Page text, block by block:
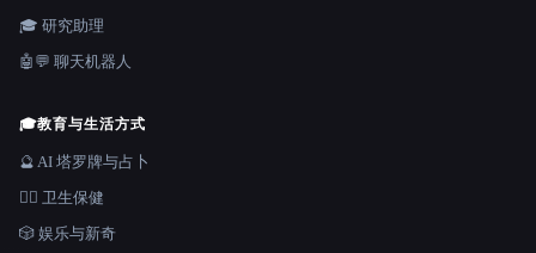
🎓 研究助理
🤖💬 聊天机器人
🎓教育与生活方式
🔮 AI 塔罗牌与占卜
👩‍⚕️ 卫生保健
🎲 娱乐与新奇